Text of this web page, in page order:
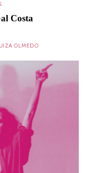
Costa
OLMEDO